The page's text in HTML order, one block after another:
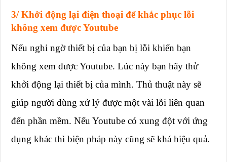
3/ Khởi động lại điện thoại để khắc phục lỗi
không xem được Youtube
Nếu nghi ngờ thiết bị của bạn bị lỗi khiến bạn
không xem được Youtube. Lúc này bạn hãy thử
khởi động lại thiết bị của mình. Thủ thuật này sẽ
giúp người dùng xử lý được một vài lỗi liên quan
đến phần mềm. Nếu Youtube có xung đột với ứng
dụng khác thì biện pháp này cũng sẽ khá hiệu quả.